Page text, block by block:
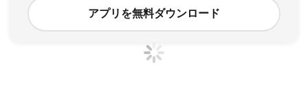
アプリを無料ダウンロード